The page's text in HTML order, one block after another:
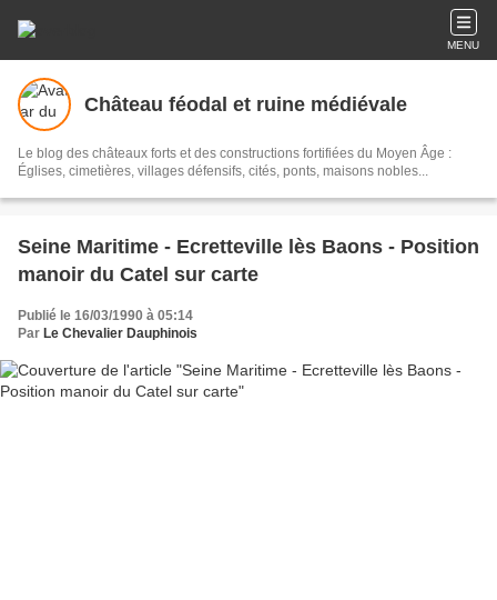
MENU
Château féodal et ruine médiévale
Le blog des châteaux forts et des constructions fortifiées du Moyen Âge :
Églises, cimetières, villages défensifs, cités, ponts, maisons nobles...
Seine Maritime - Ecretteville lès Baons - Position
manoir du Catel sur carte
Publié le 16/03/1990 à 05:14
Par Le Chevalier Dauphinois